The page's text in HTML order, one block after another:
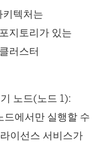
텍처는
지토리가 있는
러스터
노드(노드 1):
드에서만 실행할 수
이선스 서비스가